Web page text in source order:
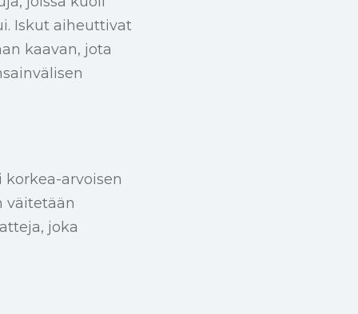
Iskut aiheuttivat
kaavan, jota
arvoisen
väitetään
joka